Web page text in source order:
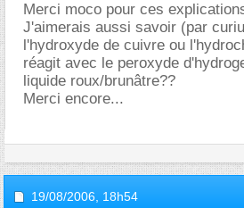
Merci moco pour ces
J'aimerais aussi savoir (par
l'hydroxyde de cuivre ou
réagit avec le peroxyde
liquide roux/brunâtre??
Merci encore...
19/08/2006, 18h54